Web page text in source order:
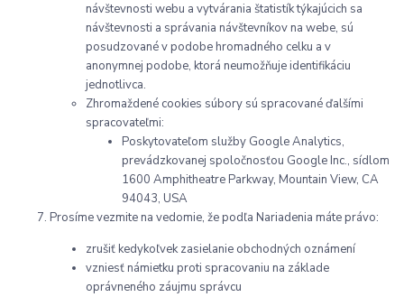
návštevnosti webu a vytvárania štatistík týkajúcich sa
návštevnosti a správania návštevníkov na webe, sú
posudzované v podobe hromadného celku a v
anonymnej podobe, ktorá neumožňuje identifikáciu
jednotlivca.
Zhromaždené cookies súbory sú spracované ďalšími
spracovateľmi:
Poskytovateľom služby Google Analytics,
prevádzkovanej spoločnosťou Google Inc., sídlom
1600 Amphitheatre Parkway, Mountain View, CA
94043, USA
Prosíme vezmite na vedomie, že podľa Nariadenia máte právo:
zrušiť kedykoľvek zasielanie obchodných oznámení
vzniesť námietku proti spracovaniu na základe
oprávneného záujmu správcu